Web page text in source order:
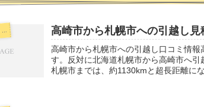
崎市の引越し料金・代金相場・見積り情報 高崎市から札幌市への引越し見
高崎市から札幌市への引越し口コミ情
す。反対に北海道札幌市から高崎市へ
札幌市までは、約1130kmと超長距離に